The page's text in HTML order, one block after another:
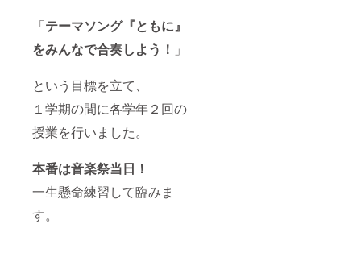
「テーマソング『ともに』
をみんなで合奏しよう！ 」
という目標を立て、
１学期の間に各学年２回の
授業を行いました。
本番は音楽祭当日！
一生懸命練習して臨みま
す。